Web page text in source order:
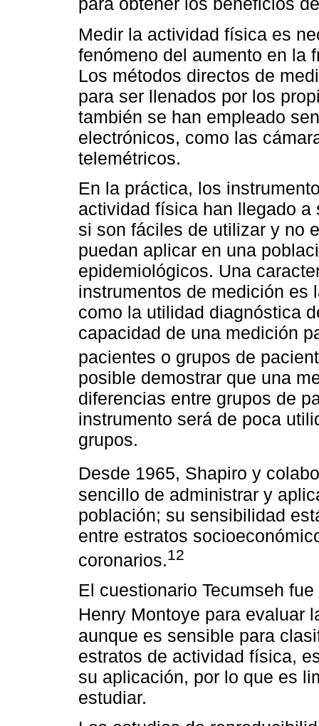
Medir la actividad física es
fenómeno del aumento en la
Los métodos directos de
para ser llenados por los
también se han empleado
electrónicos, como las
telemétricos.
En la práctica, los
actividad física han llegado
si son fáciles de utilizar y no
puedan aplicar en una
epidemiológicos. Una
instrumentos de medición es
como la utilidad diagnóstica
capacidad de una medición
pacientes o grupos de
posible demostrar que una
diferencias entre grupos de
instrumento será de poca
grupos.
Desde 1965, Shapiro y
sencillo de administrar y
población; su sensibilidad
entre estratos
coronarios.12
El cuestionario Tecumseh
Henry Montoye para evaluar
aunque es sensible para
estratos de actividad física,
su aplicación, por lo que es
estudiar.